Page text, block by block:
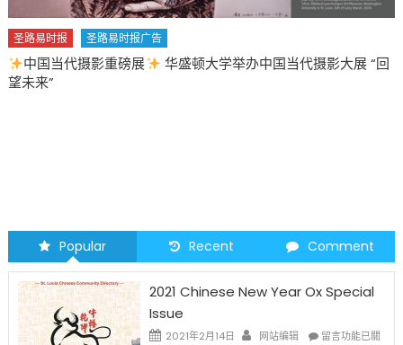
圣路易时报 圣路易时报广告
中国当代摄影重磅展
华盛顿大学举办中国当代摄影大展 “回
望未来”
Popular Recent Comment
2021 Chinese New Year Ox Special
Issue
2021年2月14日 网站编辑
在
留言功能已關